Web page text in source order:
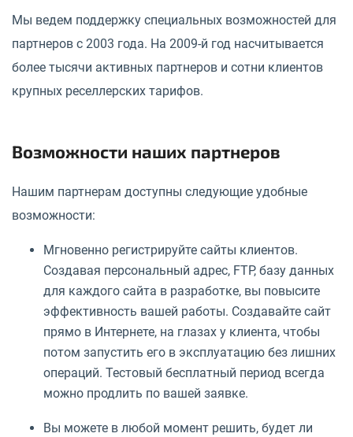
Мы ведем поддержку специальных возможностей для
партнеров с 2003 года. На 2009-й год насчитывается
более тысячи активных партнеров и сотни клиентов
крупных реселлерских тарифов.
Возможности наших партнеров
Нашим партнерам доступны следующие удобные
возможности:
Мгновенно регистрируйте сайты клиентов.
Создавая персональный адрес, FTP, базу данных
для каждого сайта в разработке, вы повысите
эффективность вашей работы. Создавайте сайт
прямо в Интернете, на глазах у клиента, чтобы
потом запустить его в эксплуатацию без лишних
операций. Тестовый бесплатный период всегда
можно продлить по вашей заявке.
Вы можете в любой момент решить, будет ли